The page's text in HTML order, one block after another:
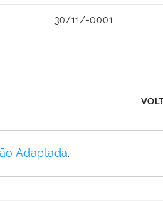
30/11/-0001
Adaptada.